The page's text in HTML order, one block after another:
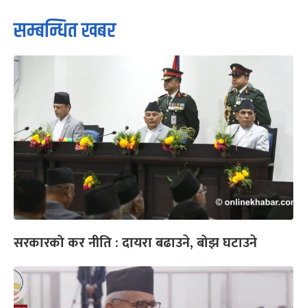
सम्बन्धित खबर
सरकारको कर नीति : दायरा बढाउने, बोझ घटाउने